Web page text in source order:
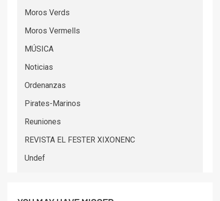
Moros Verds
Moros Vermells
MÚSICA
Noticias
Ordenanzas
Pirates-Marinos
Reuniones
REVISTA EL FESTER XIXONENC
Undef